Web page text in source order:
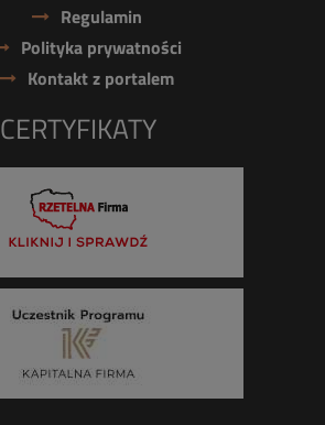
Regulamin
Polityka prywatności
Kontakt z portalem
CERTYFIKATY